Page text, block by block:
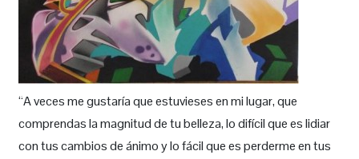
“A veces me gustaría que estuvieses en mi lugar, que
comprendas la magnitud de tu belleza, lo difícil que es lidiar
con tus cambios de ánimo y lo fácil que es perderme en tus